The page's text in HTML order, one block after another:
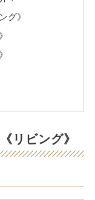
グ》
リビング》